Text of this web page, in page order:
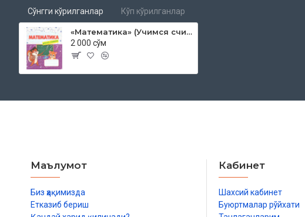
Сўнгги кўрилганлар Кўп кўрилганлар
«Математика» (Учимся считать)
2 000 сўм
Маълумот
Биз ҳақимизда
Етказиб бериш
Кабинет
Шахсий кабинет
Буюртмалар рўйхати